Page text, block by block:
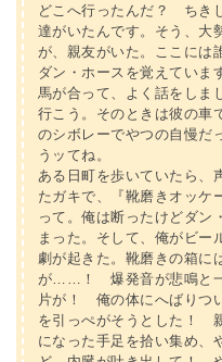
どこへ行ったんだ？ ちき
達がいたんです。そう、大
が、親友がいた。ここには
ダン・ホースを覚えてい
馬が合って、よく話をしま
行こう。そのときは彼の車
のシボレーでやつの自慢だ
うッてね。
ある日町を歩いていたら、
たガキで、『靴磨きオッケ
って。俺は断ったけどダン
まった。そして、俺がビー
劇が起きた。靴磨きの箱に
が……！ 爆発音が悲鳴と一
片が！ 俺の体にへばりつ
を引っぺがそうとした！
になった手足を拾い集め、